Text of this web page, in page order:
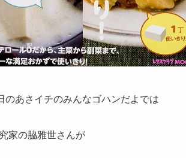
のあさイチのみんなゴハンだよでは
家の脇雅世さんが